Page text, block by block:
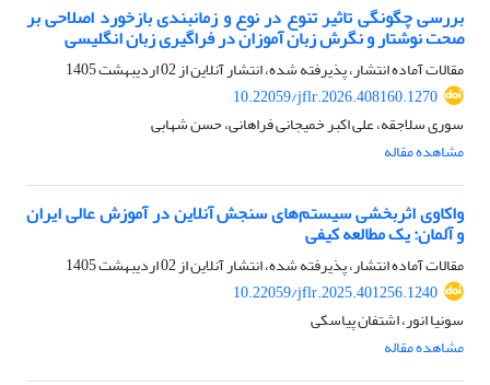
بررسی چگونگی تاثیر تنوع در نوع و زمانبندی بازخورد اصلاحی بر
صحت نوشتار و نگرش زبان آموزان در فراگیری زبان انگلیسی
مقالات آماده انتشار، پذیرفته شده، انتشار آنلاین از02 اردیبهشت 1405
10.22059/jflr.2026.408160.1270
سوری سلاجقه، علی اکبر خمیجانی فراهانی، حسن شهابی
مشاهده مقاله
واکاوی اثربخشی سیستم‌های سنجش آنلاین در آموزش عالی ایران
و آلمان: یک مطالعه کیفی
مقالات آماده انتشار، پذیرفته شده، انتشار آنلاین از02 اردیبهشت 1405
10.22059/jflr.2025.401256.1240
سونیا انور، اشتفان پیاسکی
مشاهده مقاله